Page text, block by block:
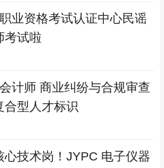
业资格考试认证中心民谣
考试啦
计师 商业纠纷与合规审查
合型人才标识
心技术岗！JYPC 电子仪器